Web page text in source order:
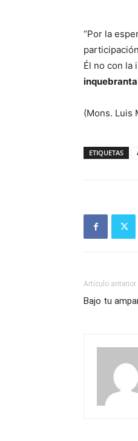
“Por la
Él no con la
(Mons. Luis
ETIQUETAS
Artículo anterior
Bajo tu